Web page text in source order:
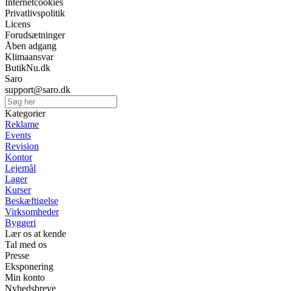
Privatlivspolitik
Licens
Forudsætninger
Åben adgang
Klimaansvar
ButikNu.dk
Saro
support@saro.dk
Kategorier
Reklame
Events
Revision
Kontor
Lejemål
Lager
Kurser
Beskæftigelse
Virksomheder
Byggeri
Lær os at kende
Tal med os
Presse
Eksponering
Min konto
Nyhedsbreve